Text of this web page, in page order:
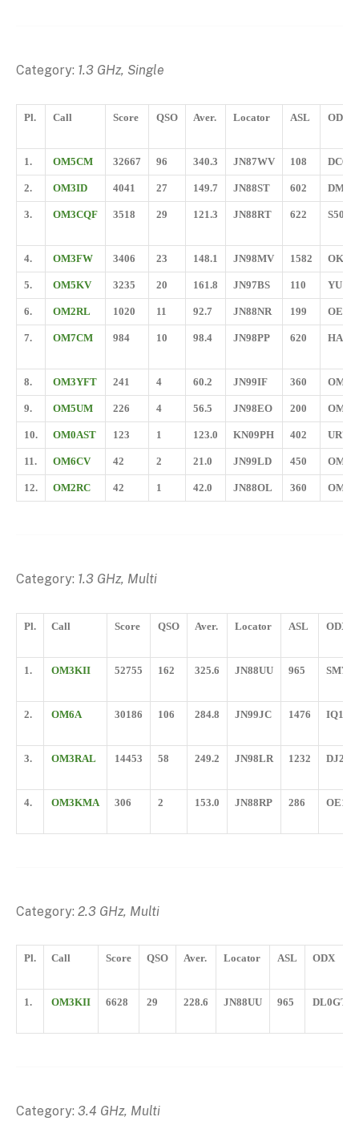
Category: 1.3 GHz, Single
Pl. Call Score QSO Aver. Locator ASL ODX
1. OM5CM 32667 96 340.3 JN87WV 108
2. OM3ID 4041 27 149.7 JN88ST 602 DM7A
3. OM3CQF 3518 29 121.3 JN88RT 622 S50C
4. OM3FW 3406 23 148.1 JN98MV 1582 OK2A
5. OM5KV 3235 20 161.8 JN97BS 110
6. OM2RL 1020 11 92.7 JN88NR 199
7. OM7CM 984 10 98.4 JN98PP 620
8. OM3YFT 241 4 60.2 JN99IF 360
9. OM5UM 226 4 56.5 JN98EO 200 OM6A
10. OM0AST 123 1 123.0 KN09PH 402 UR7D
11. OM6CV 42 2 21.0 JN99LD 450
12. OM2RC 42 1 42.0 JN88OL 360
Category: 1.3 GHz, Multi
Pl. Call Score QSO Aver. Locator ASL ODX
1. OM3KII 52755 162 325.6 JN88UU 965
2. OM6A 30186 106 284.8 JN99JC 1476
3. OM3RAL 14453 58 249.2 JN98LR 1232 DJ2DA
4. OM3KMA 306 2 153.0 JN88RP 286
Category: 2.3 GHz, Multi
Pl. Call Score QSO Aver. Locator ASL ODX
1. OM3KII 6628 29 228.6 JN88UU 965 DL0GTH
Category: 3.4 GHz, Multi